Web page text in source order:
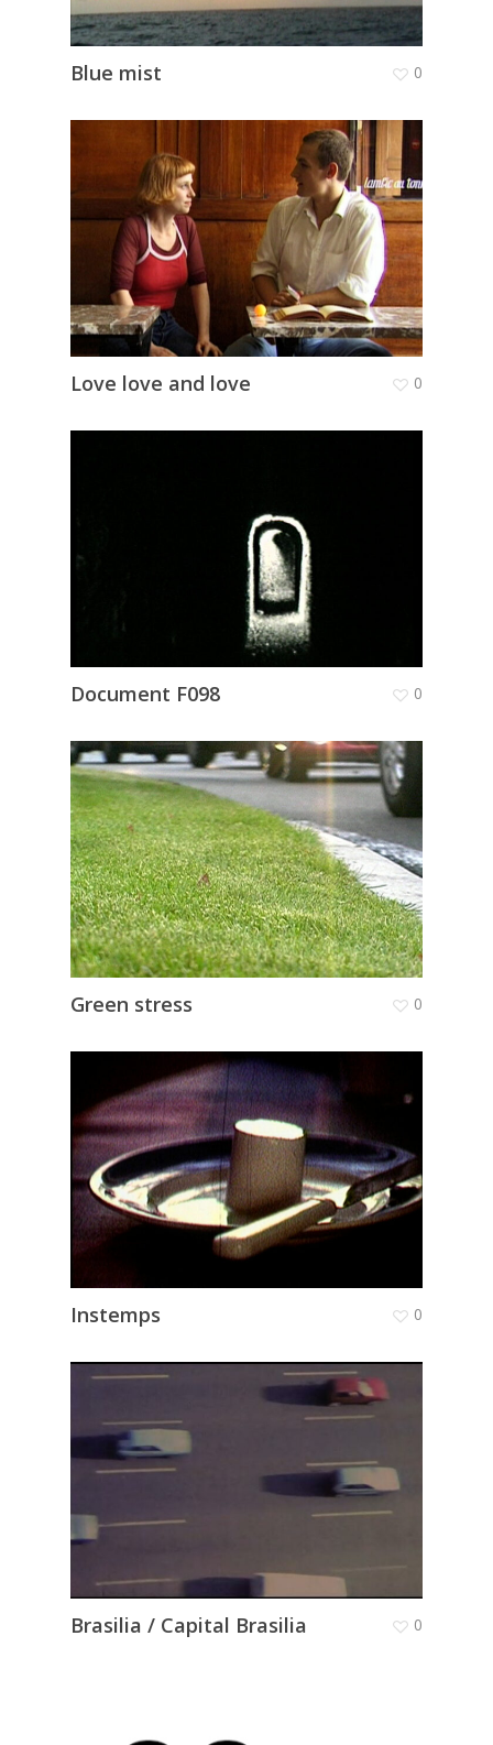
Blue mist 0
Love love and love 0
Document F098 0
Green stress 0
Instemps 0
Brasilia / Capital Brasilia 0